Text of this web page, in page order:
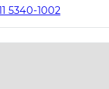
5340-1002